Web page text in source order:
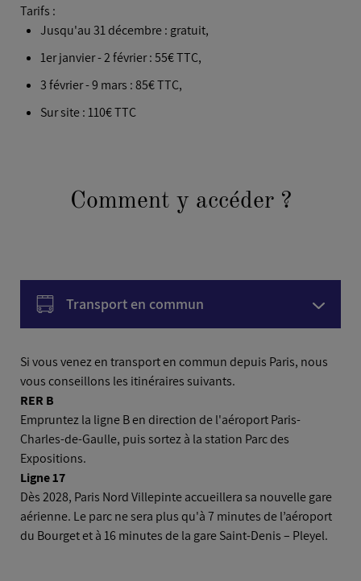
Tarifs :
Jusqu'au 31 décembre : gratuit,
1er janvier - 2 février : 55€ TTC,
3 février - 9 mars : 85€ TTC,
Sur site : 110€ TTC
Comment y accéder ?
Transport en commun
Si vous venez en transport en commun depuis Paris, nous
vous conseillons les itinéraires suivants.
RER B
Empruntez la ligne B en direction de l'aéroport Paris-
Charles-de-Gaulle, puis sortez à la station Parc des
Expositions.
Ligne 17
Dès 2028, Paris Nord Villepinte accueillera sa nouvelle gare
aérienne. Le parc ne sera plus qu'à 7 minutes de l’aéroport
du Bourget et à 16 minutes de la gare Saint-Denis – Pleyel.